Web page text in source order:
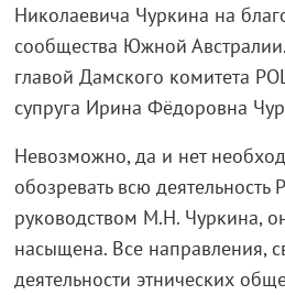
Николаевича Чуркина на
сообщества Южной
главой Дамского комитета
супруга Ирина Фёдоровна
Невозможно, да и нет
обозревать всю деятельность
руководством М.Н. Чуркина,
насыщена. Все направления,
деятельности этнических